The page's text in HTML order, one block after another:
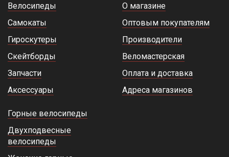
Велосипеды
Самокаты
Гироскутеры
Скейтборды
Запчасти
Аксессуары
О магазине
Оптовым покупателям
Производители
Веломастерская
Оплата и доставка
Адреса магазинов
Горные велосипеды
Двухподвесные
велосипеды